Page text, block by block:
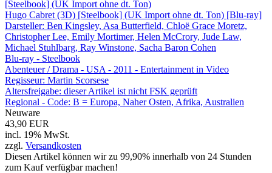
Hugo Cabret (3D) [Steelbook] (UK Import ohne dt. Ton) [Blu-ray]
Darsteller: Ben Kingsley, Asa Butterfield, Chloë Grace Moretz,
Christopher Lee, Emily Mortimer, Helen McCrory, Jude Law,
Michael Stuhlbarg, Ray Winstone, Sacha Baron Cohen
Blu-ray - Steelbook
Abenteuer / Drama - USA - 2011 - Entertainment in Video
Regisseur: Martin Scorsese
Altersfreigabe: dieser Artikel ist nicht FSK geprüft
Regional - Code: B = Europa, Naher Osten, Afrika, Australien
Neuware
43,90 EUR
incl. 19% MwSt.
zzgl. Versandkosten
Diesen Artikel können wir zu 99,90% innerhalb von 24 Stunden
zum Kauf verfügbar machen!